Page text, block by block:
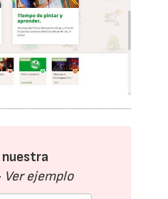
nuestra
Ver ejemplo